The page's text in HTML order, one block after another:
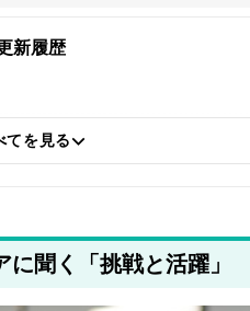
新履歴
てを見る
聞く「挑戦と活躍」